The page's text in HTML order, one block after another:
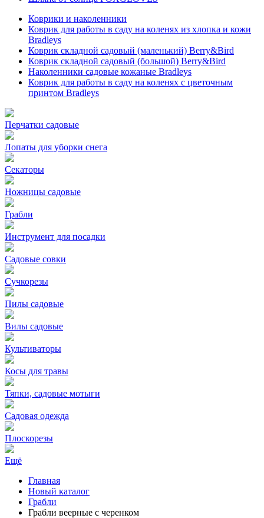
Коврики и наколенники
Коврик для работы в саду на коленях из хлопка и кожи
Bradleys
Коврик складной садовый (маленький) Berry&Bird
Коврик складной садовый (большой) Berry&Bird
Наколенники садовые кожаные Bradleys
Коврик для работы в саду на коленях с цветочным
принтом Bradleys
Перчатки садовые
Лопаты для уборки снега
Секаторы
Ножницы садовые
Грабли
Инструмент для посадки
Садовые совки
Сучкорезы
Пилы садовые
Вилы садовые
Культиваторы
Косы для травы
Тяпки, садовые мотыги
Садовая одежда
Плоскорезы
Ещё
Главная
Новый каталог
Грабли
Грабли веерные с черенком